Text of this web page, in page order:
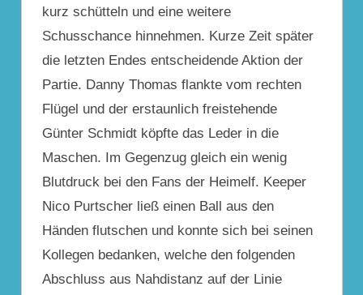
kurz schütteln und eine weitere
Schusschance hinnehmen. Kurze Zeit später
die letzten Endes entscheidende Aktion der
Partie. Danny Thomas flankte vom rechten
Flügel und der erstaunlich freistehende
Günter Schmidt köpfte das Leder in die
Maschen. Im Gegenzug gleich ein wenig
Blutdruck bei den Fans der Heimelf. Keeper
Nico Purtscher ließ einen Ball aus den
Händen flutschen und konnte sich bei seinen
Kollegen bedanken, welche den folgenden
Abschluss aus Nahdistanz auf der Linie